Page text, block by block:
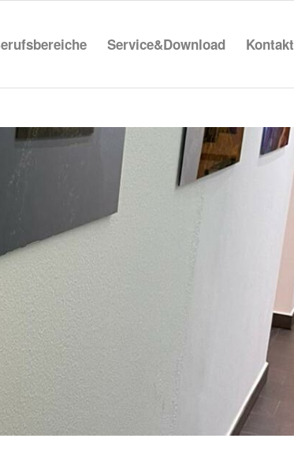
Service&Download Kontakt